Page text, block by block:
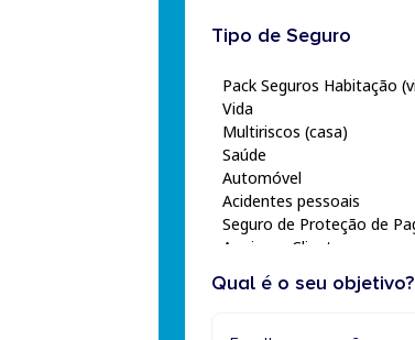
Tipo de Seguro
Qual é o seu objetivo?